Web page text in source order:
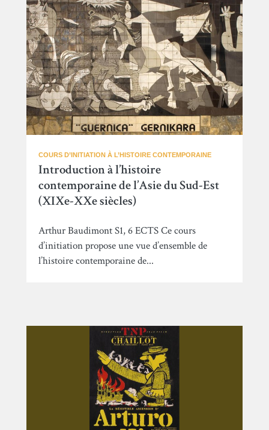
COURS D’INITIATION À L’HISTOIRE CONTEMPORAINE
Introduction à l’histoire
contemporaine de l’Asie du Sud-Est
(XIXe-XXe siècles)
Arthur Baudimont S1, 6 ECTS Ce cours
d’initiation propose une vue d’ensemble de
l’histoire contemporaine de...